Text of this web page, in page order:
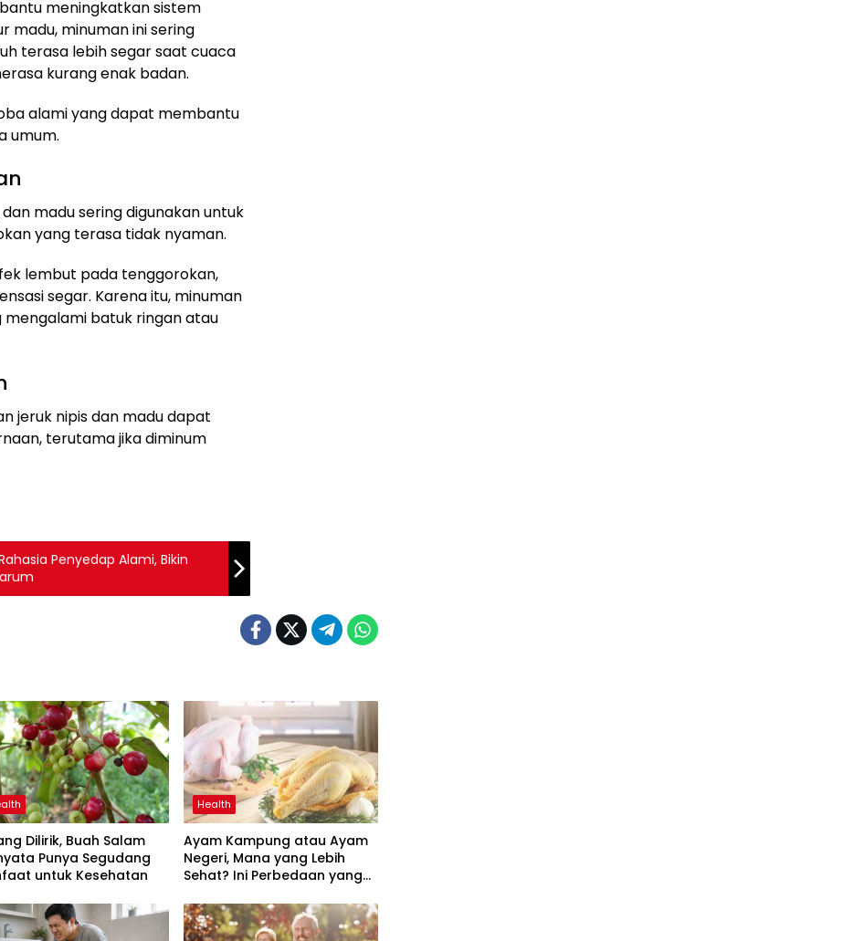
meningkatkan sistem
madu, minuman ini sering
terasa lebih segar saat cuaca
kurang enak badan.
alami yang dapat membantu
umum.
madu sering digunakan untuk
yang terasa tidak nyaman.
lembut pada tenggorokan,
segar. Karena itu, minuman
batuk ringan atau
jeruk nipis dan madu dapat
terutama jika diminum
Penyedap Alami, Bikin
Dilirik, Buah Salam
Punya Segudang
untuk Kesehatan
Health
Ayam Kampung atau Ayam
Negeri, Mana yang Lebih
Sehat? Ini Perbedaan yang